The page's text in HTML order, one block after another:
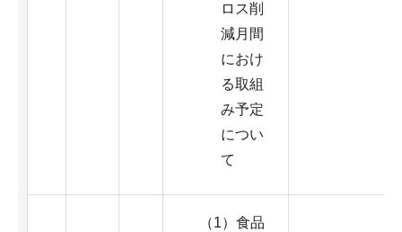
ロス削
減月間
におけ
る取組
み予定
につい
て
（1）食品